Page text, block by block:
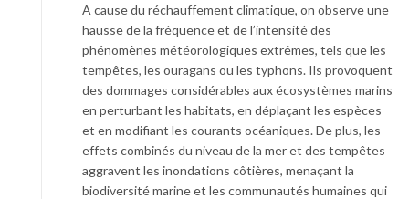
A cause du réchauffement climatique, on observe une
hausse de la fréquence et de l’intensité des
phénomènes météorologiques extrêmes, tels que les
tempêtes, les ouragans ou les typhons. Ils provoquent
des dommages considérables aux écosystèmes marins
en perturbant les habitats, en déplaçant les espèces
et en modifiant les courants océaniques. De plus, les
effets combinés du niveau de la mer et des tempêtes
aggravent les inondations côtières, menaçant la
biodiversité marine et les communautés humaines qui